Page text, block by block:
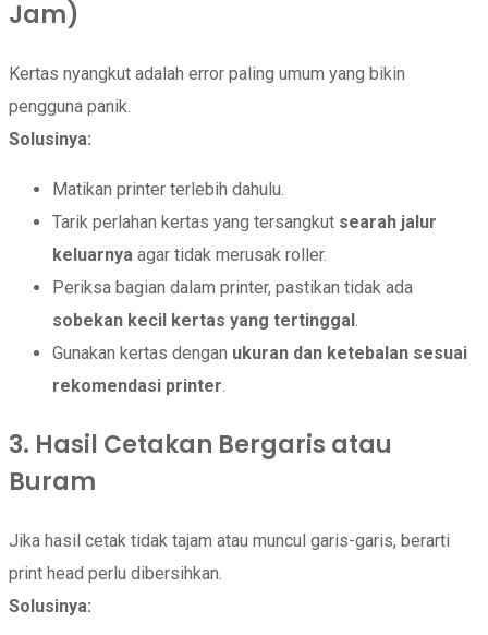
Jam)
Kertas nyangkut adalah error paling umum yang bikin
pengguna panik.
Solusinya:
Matikan printer terlebih dahulu.
Tarik perlahan kertas yang tersangkut searah jalur
keluarnya agar tidak merusak roller.
Periksa bagian dalam printer, pastikan tidak ada
sobekan kecil kertas yang tertinggal .
Gunakan kertas dengan ukuran dan ketebalan sesuai
rekomendasi printer.
3. Hasil Cetakan Bergaris atau
Buram
Jika hasil cetak tidak tajam atau muncul garis-garis, berarti
print head perlu dibersihkan.
Solusinya: